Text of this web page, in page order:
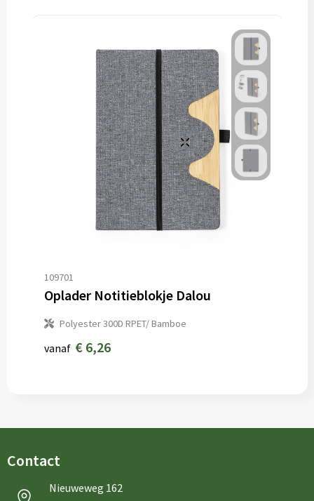
109701
Oplader Notitieblokje Dalou
Polyester 300D RPET/ Bamboe
vanaf € 6,26
Contact
Nieuweweg 162